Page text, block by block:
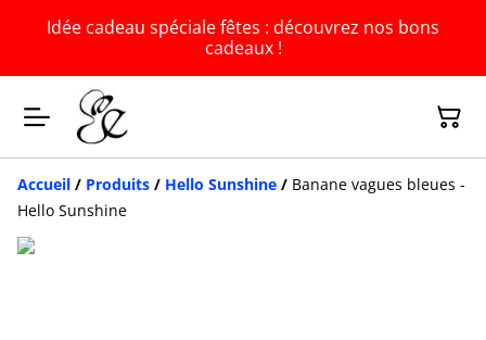
Idée cadeau spéciale fêtes : découvrez nos bons
cadeaux !
Accueil / Produits / Hello Sunshine / Banane vagues bleues -
Hello Sunshine